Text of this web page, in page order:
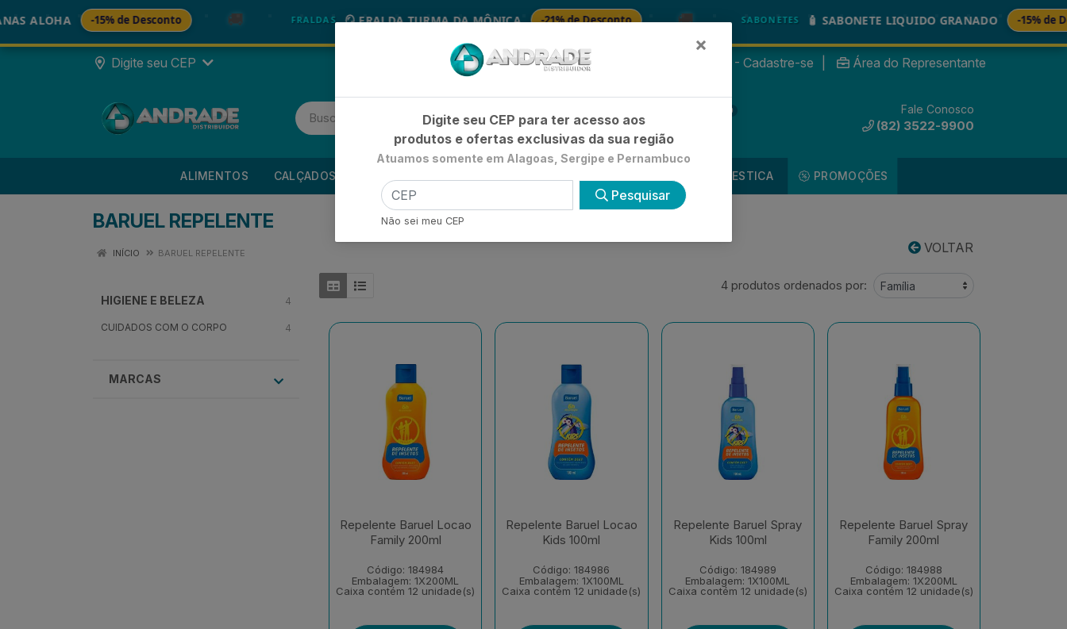
-15% de Desconto 🚚 FRALDAS 🪞 FRALDA TURMA DA MÔNICA -21% de Desconto 🚚 SABONETES 🧴 SABONETE LIQUIDO GRANADO -15% de
Digite seu CEP Já é cliente? - Entrar Não é cliente? - Cadastre-se Área do Representante
0 Fale Conosco
(82) 3522-9900
ALIMENTOS CALÇADOS UTILIDADE DOMESTICA PROMOÇÕES
BARUEL REPELENTE
VOLTAR
INÍCIO BARUEL REPELENTE
HIGIENE E BELEZA 4
CUIDADOS COM O CORPO 4
MARCAS
4 produtos ordenados por:
Repelente Baruel Locao
Family 200ml
Código: 184984
Embalagem: 1X200ML
Caixa contém 12 unidade(s)
Repelente Baruel Locao
Kids 100ml
Código: 184986
Embalagem: 1X100ML
Caixa contém 12 unidade(s)
Repelente Baruel Spray
Kids 100ml
Código: 184989
Embalagem: 1X100ML
Caixa contém 12 unidade(s)
Repelente Baruel Spray
Family 200ml
Código: 184988
Embalagem: 1X200ML
Caixa contém 12 unidade(s)
×
Digite seu CEP para ter acesso aos
produtos e ofertas exclusivas da sua região
Atuamos somente em Alagoas, Sergipe e Pernambuco
Pesquisar
Não sei meu CEP